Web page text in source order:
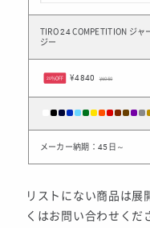
TIRO 24 COMPETITION ジャ
ジー
20%OFF ¥4840 ¥6050
メーカー納期：45日～
リストにない商品は展
くはお問い合わせくだ